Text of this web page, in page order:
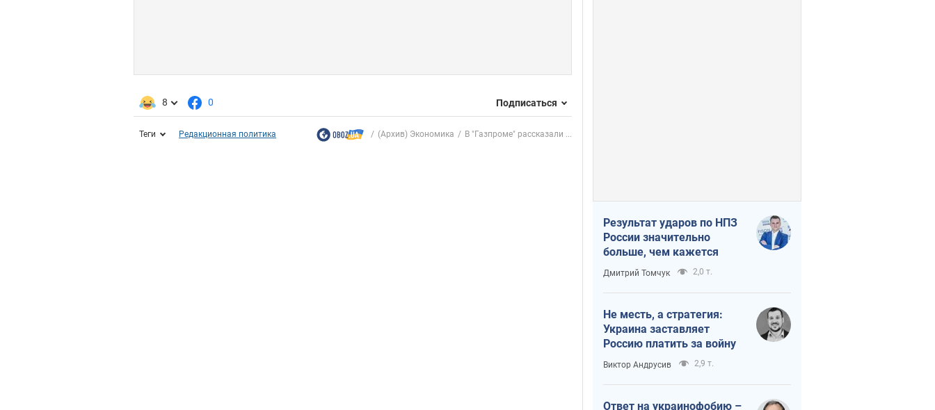
8 0 Подписаться
Теги Редакционная политика (Архив) Экономика В "Газпроме" рассказали ...
Результат ударов по НПЗ
России значительно
больше, чем кажется
Дмитрий Томчук 2,0 т.
Не месть, а стратегия:
Украина заставляет
Россию платить за войну
Виктор Андрусив 2,9 т.
Ответ на украинофобию –